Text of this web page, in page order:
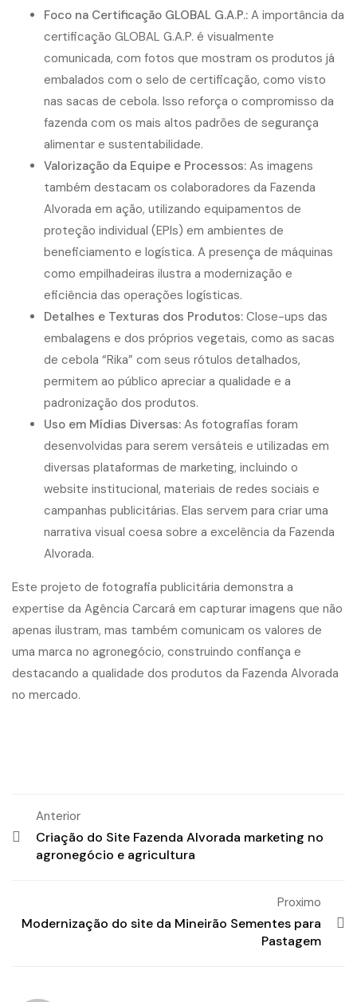
Foco na Certificação GLOBAL G.A.P.: A importância da
certificação GLOBAL G.A.P. é visualmente
comunicada, com fotos que mostram os produtos já
embalados com o selo de certificação, como visto
nas sacas de cebola. Isso reforça o compromisso da
fazenda com os mais altos padrões de segurança
alimentar e sustentabilidade.
Valorização da Equipe e Processos: As imagens
também destacam os colaboradores da Fazenda
Alvorada em ação, utilizando equipamentos de
proteção individual (EPIs) em ambientes de
beneficiamento e logística. A presença de máquinas
como empilhadeiras ilustra a modernização e
eficiência das operações logísticas.
Detalhes e Texturas dos Produtos: Close-ups das
embalagens e dos próprios vegetais, como as sacas
de cebola “Rika” com seus rótulos detalhados,
permitem ao público apreciar a qualidade e a
padronização dos produtos.
Uso em Mídias Diversas: As fotografias foram
desenvolvidas para serem versáteis e utilizadas em
diversas plataformas de marketing, incluindo o
website institucional, materiais de redes sociais e
campanhas publicitárias. Elas servem para criar uma
narrativa visual coesa sobre a excelência da Fazenda
Alvorada.
Este projeto de fotografia publicitária demonstra a
expertise da Agência Carcará em capturar imagens que não
apenas ilustram, mas também comunicam os valores de
uma marca no agronegócio, construindo confiança e
destacando a qualidade dos produtos da Fazenda Alvorada
no mercado.
Anterior
Criação do Site Fazenda Alvorada marketing no
agronegócio e agricultura
Proximo
Modernização do site da Mineirão Sementes para
Pastagem